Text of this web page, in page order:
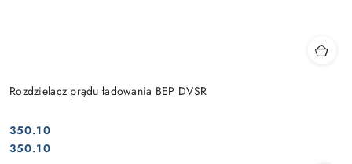
Rozdzielacz prądu ładowania BEP DVSR
Cena:
350.10
Cena:
350.10